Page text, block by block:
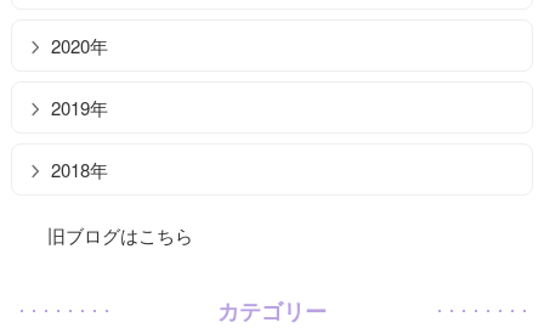
2020年
2019年
2018年
旧ブログはこちら
カテゴリー